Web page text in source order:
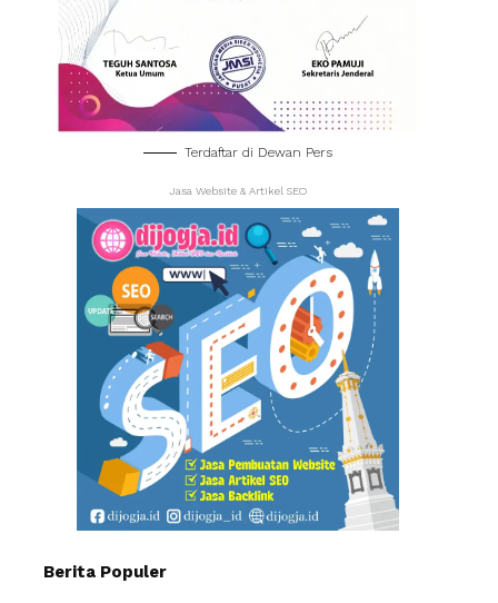
Terdaftar di Dewan Pers
Jasa Website & Artikel SEO
Berita Populer